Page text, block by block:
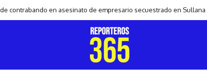
contrabando en asesinato de empresario secuestrado en Sullana